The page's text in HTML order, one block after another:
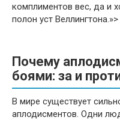
комплиментов вес, да и
полон уст Веллингтона.»>
Почему
боями: за и
В мире существует
аплодисментов. Одни